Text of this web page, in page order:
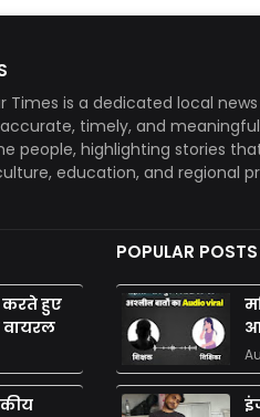
Times is a dedicated local
timely, and
people, highlighting stories
education, and regional
हुए
वायरल
POPULAR POSTS